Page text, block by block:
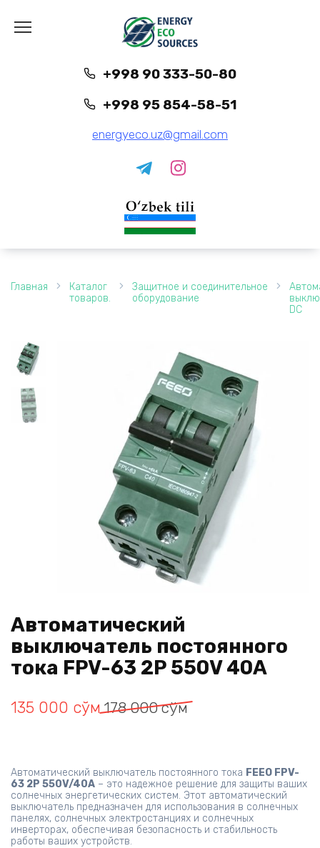
содержанию
+998 90 333-50-80
+998 95 854-58-51
energyeco.uz@gmail.com
Главная
Каталог
товаров.
Защитное и соединительное
оборудование
DC
Автоматический
выключатель постоянного
тока FPV-63 2P 550V 40A
178 000сўм
Первоначальная
135 000 сўм
Текущая
Автоматический выключатель постоянного тока FEEO FPV-
63 2P 550V/40A – это надежное решение для защиты ваших
солнечных энергетических систем. Этот автоматический
выключатель предназначен для использования в солнечных
панелях, солнечных электростанциях и солнечных
инверторах, обеспечивая безопасность и стабильность
работы ваших устройств.